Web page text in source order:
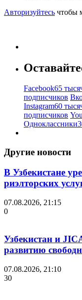
Авторизуйтесь чтобы
Facebook65
подписчиков
Instagram60
подписчиков
Одноклассники
Другие новости
В Узбекистане
риэлторских
07.08.2026, 21:15
0
Узбекистан и
развитию
07.08.2026, 21:10
30